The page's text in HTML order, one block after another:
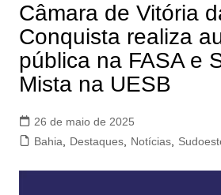
Câmara de Vitória
Conquista realiza
pública na FASA e
Mista na UESB
26 de maio de 2025
Bahia, Destaques, Notícias,